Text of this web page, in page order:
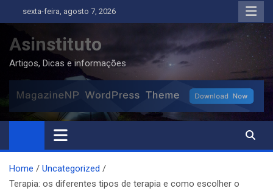
to
content
sexta-feira, agosto 7, 2026
Asinstituto
Artigos, Dicas e informações
Home
Uncategorized
Terapia: os diferentes tipos de terapia e como escolher o